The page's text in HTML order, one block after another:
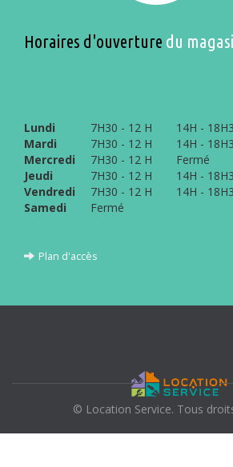
Horaires d'ouverture du
Lundi 7H30 - 12 H
14H -
Mardi
7H30 - 12 H
14H -
Mercredi
7H30 - 12 H
Fermé
Jeudi
7H30 - 12 H
14H -
Vendredi
7H30 - 12 H
14H -
Samedi
Fermé
Plan d'accès
© Location Service. Tous